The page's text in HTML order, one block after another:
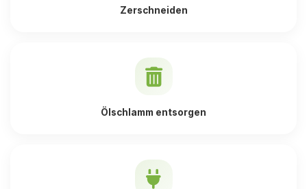
Zerschneiden
Ölschlamm entsorgen